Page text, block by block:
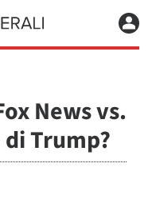
News vs.
Trump?